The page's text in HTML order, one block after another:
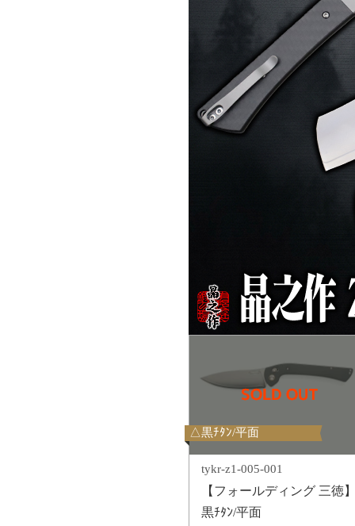
△黒ﾁﾀﾝ/平面
tykr-z1-005-001
【フォールディング 三徳
黒ﾁﾀﾝ/平面